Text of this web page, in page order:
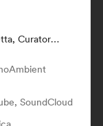
Canale Youtube/Twitch, Etichetta, Curatore Di Playlist, Editore
Ambient
SoundCloud